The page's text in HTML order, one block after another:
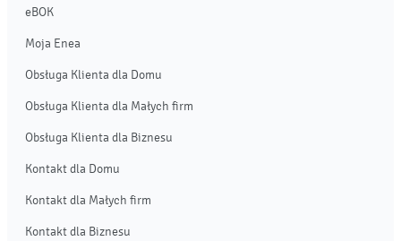
eBOK
Moja Enea
Obsługa Klienta dla Domu
Obsługa Klienta dla Małych firm
Obsługa Klienta dla Biznesu
Kontakt dla Domu
Kontakt dla Małych firm
Kontakt dla Biznesu